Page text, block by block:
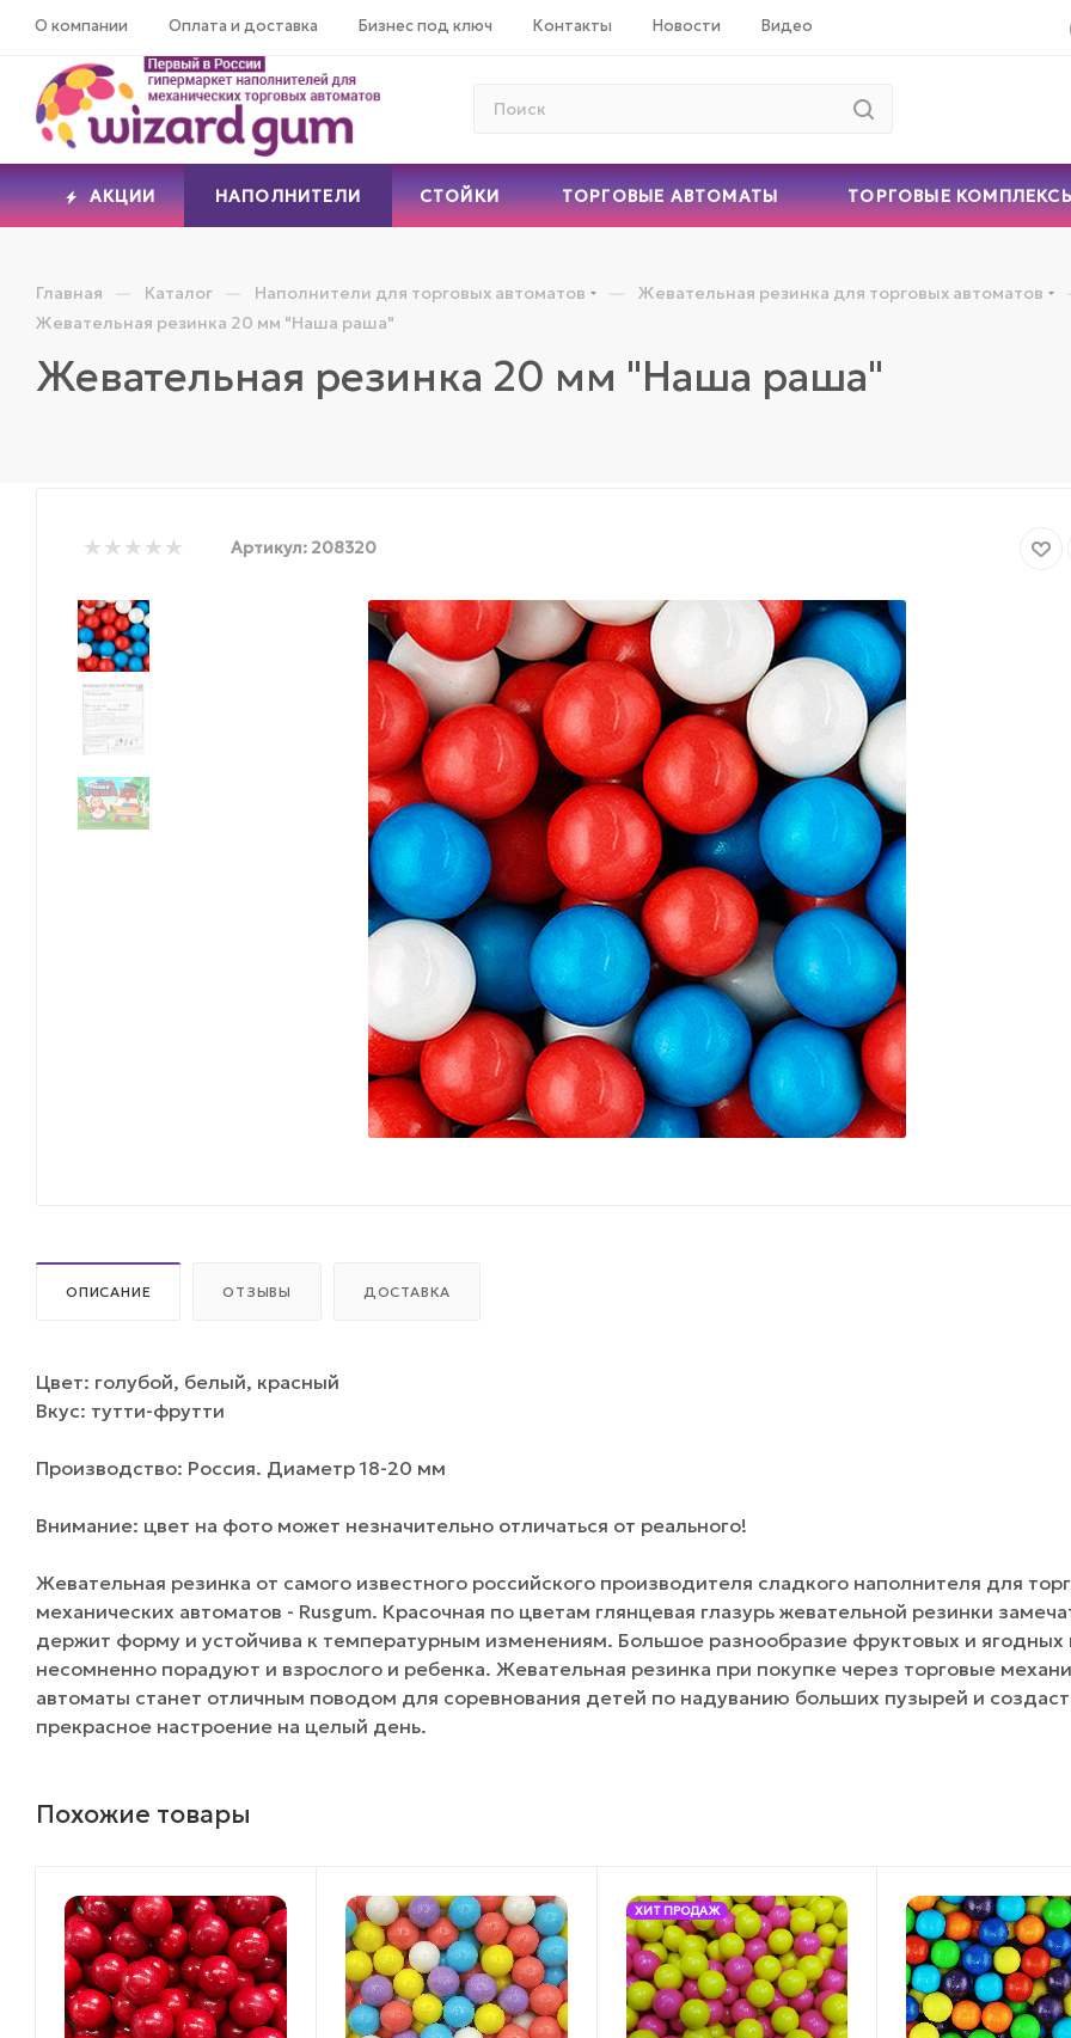
О компании Оплата и доставка Бизнес под ключ Контакты Новости Видео
АКЦИИ НАПОЛНИТЕЛИ СТОЙКИ ТОРГОВЫЕ АВТОМАТЫ ТОРГОВЫЕ
Главная — Каталог — Наполнители для торговых автоматов — Жевательная резинка для торговых автоматов
Жевательная резинка 20 мм "Наша раша"
Жевательная резинка 20 мм "Наша раша"
Артикул: 208320
ОПИСАНИЕ ОТЗЫВЫ ДОСТАВКА
Цвет: голубой, белый, красный
Вкус: тутти-фрутти
Производство: Россия. Диаметр 18-20 мм
Внимание: цвет на фото может незначительно отличаться от реального!
Жевательная резинка от самого известного российского производителя сладкого наполнителя для
механических автоматов - Rusgum. Красочная по цветам глянцевая глазурь жевательной резинки
держит форму и устойчива к температурным изменениям. Большое разнообразие фруктовых и ягодных
несомненно порадуют и взрослого и ребенка. Жевательная резинка при покупке через торговые
автоматы станет отличным поводом для соревнования детей по надуванию больших пузырей и создаст
прекрасное настроение на целый день.
Похожие товары
ХИТ ПРОДАЖ